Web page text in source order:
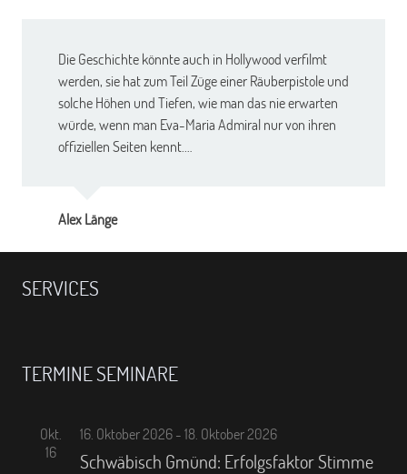
Die Geschichte könnte auch in Hollywood verfilmt
werden, sie hat zum Teil Züge einer Räuberpistole und
solche Höhen und Tiefen, wie man das nie erwarten
würde, wenn man Eva-Maria Admiral nur von ihren
offiziellen Seiten kennt.…
Alex Länge
SERVICES
TERMINE SEMINARE
Okt.
16
16. Oktober 2026 - 18. Oktober 2026
Schwäbisch Gmünd: Erfolgsfaktor Stimme